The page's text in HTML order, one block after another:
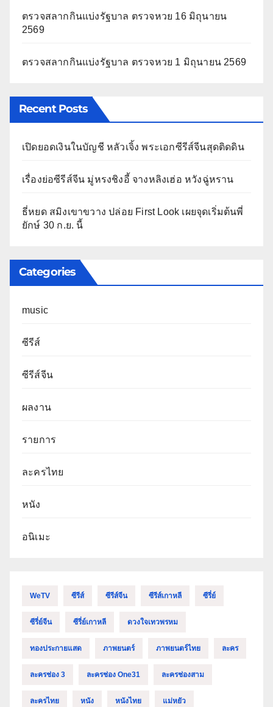
ตรวจสลากกินแบ่งรัฐบาล ตรวจหวย 16 มิถุนายน
2569
ตรวจสลากกินแบ่งรัฐบาล ตรวจหวย 1 มิถุนายน 2569
Recent Posts
เปิดยอดเงินในบัญชี หลัวเจิ้ง พระเอกซีรีส์จีนสุดติดดิน
เรื่องย่อซีรีส์จีน มู่หรงชิงอี้ จางหลิงเฮ่อ หวังฉู่หราน
ธี่หยด สมิงเขาขวาง ปล่อย First Look เผยจุดเริ่มต้นพี่
ยักษ์ 30 ก.ย. นี้
Categories
music
ซีรีส์
ซีรีส์จีน
ผลงาน
รายการ
ละครไทย
หนัง
อนิเมะ
WeTV ซีรีส์ ซีรีส์จีน ซีรีส์เกาหลี ซีรี่ย์
ซีรี่ย์จีน ซีรี่ย์เกาหลี ดวงใจเทวพรหม
ทองประกายแสด ภาพยนตร์ ภาพยนตร์ไทย ละคร
ละครช่อง 3 ละครช่อง One31 ละครช่องสาม
ละครไทย หนัง หนังไทย แม่หยัว